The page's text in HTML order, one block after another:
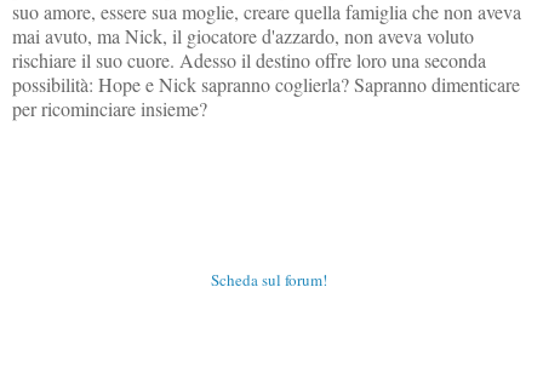
suo amore, essere sua moglie, creare quella famiglia che non aveva
mai avuto, ma Nick, il giocatore d'azzardo, non aveva voluto
rischiare il suo cuore. Adesso il destino offre loro una seconda
possibilità: Hope e Nick sapranno coglierla? Sapranno dimenticare
per ricominciare insieme?
Scheda sul forum!